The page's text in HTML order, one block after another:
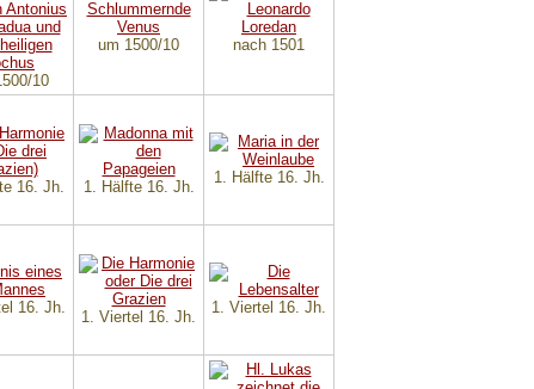
10
um 1500/10 nach 1501
16. Jh. 1. Hälfte 16. Jh.
1. Hälfte 16. Jh.
16. Jh.
1. Viertel 16. Jh.
1. Viertel 16. Jh.